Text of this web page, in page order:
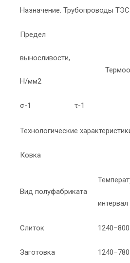
Назначение. Трубопроводы ТЭС.
Предел
выносливости,
Н/мм2
σ-1 τ-1
Технологические
Ковка
Вид полуфабриката
Слиток
1240–800
Заготовка
1240–780